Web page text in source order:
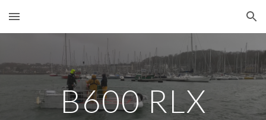
Skip to main content Skip to navigation
B600 RLX